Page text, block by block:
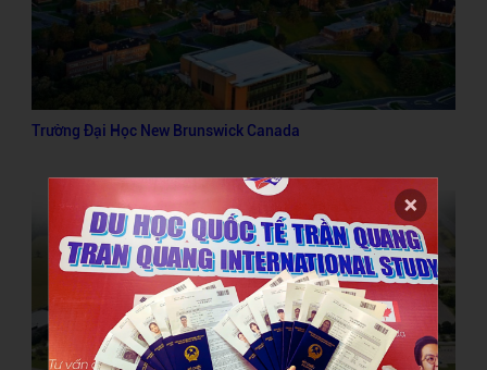
Trường Đại Học New Brunswick Canada